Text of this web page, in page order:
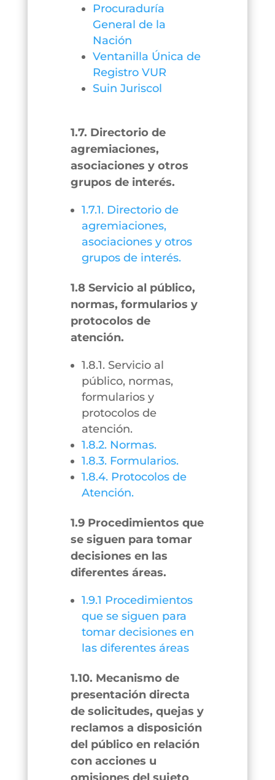
Procuraduría
General de la
Nación
Ventanilla Única de
Registro VUR
Suin Juriscol
1.7. Directorio de
agremiaciones,
asociaciones y otros
grupos de interés.
1.7.1. Directorio de
agremiaciones,
asociaciones y otros
grupos de interés.
1.8 Servicio al público,
normas, formularios y
protocolos de
atención.
1.8.1. Servicio al
público, normas,
formularios y
protocolos de
atención.
1.8.2. Normas.
1.8.3. Formularios.
1.8.4. Protocolos de
Atención.
1.9 Procedimientos que
se siguen para tomar
decisiones en las
diferentes áreas.
1.9.1 Procedimientos
que se siguen para
tomar decisiones en
las diferentes áreas
1.10. Mecanismo de
presentación directa
de solicitudes, quejas y
reclamos a disposición
del público en relación
con acciones u